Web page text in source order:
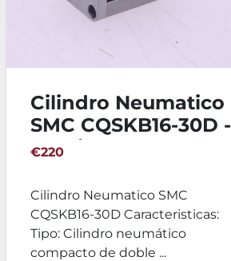
Cilindro Neumatico
SMC CQSKB16-30D -
8 Unidades
€220
Cilindro Neumatico SMC
CQSKB16-30D Caracteristicas:
Tipo: Cilindro neumático
compacto de doble ...